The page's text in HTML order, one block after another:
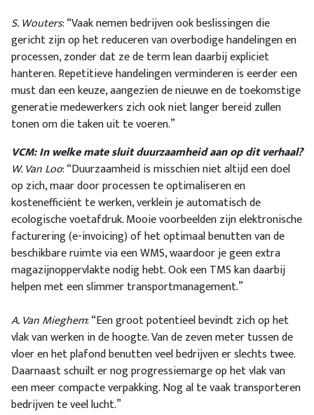
S. Wouters: “Vaak nemen bedrijven ook beslissingen die
gericht zijn op het reduceren van overbodige handelingen en
processen, zonder dat ze de term lean daarbij expliciet
hanteren. Repetitieve handelingen verminderen is eerder een
must dan een keuze, aangezien de nieuwe en de toekomstige
generatie medewerkers zich ook niet langer bereid zullen
tonen om die taken uit te voeren.”
VCM: In welke mate sluit duurzaamheid aan op dit verhaal?
W. Van Loo: “Duurzaamheid is misschien niet altijd een doel
op zich, maar door processen te optimaliseren en
kostenefficiënt te werken, verklein je automatisch de
ecologische voetafdruk. Mooie voorbeelden zijn elektronische
facturering (e-invoicing) of het optimaal benutten van de
beschikbare ruimte via een WMS, waardoor je geen extra
magazijnoppervlakte nodig hebt. Ook een TMS kan daarbij
helpen met een slimmer transportmanagement.”
A. Van Mieghem: “Een groot potentieel bevindt zich op het
vlak van werken in de hoogte. Van de zeven meter tussen de
vloer en het plafond benutten veel bedrijven er slechts twee.
Daarnaast schuilt er nog progressiemarge op het vlak van
een meer compacte verpakking. Nog al te vaak transporteren
bedrijven te veel lucht.”